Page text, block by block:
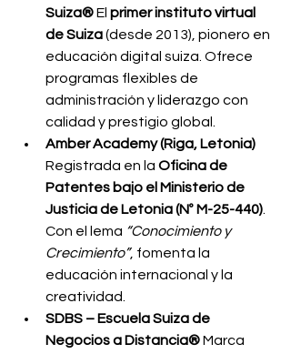
Suiza® El primer instituto virtual
de Suiza (desde 2013), pionero en
educación digital suiza. Ofrece
programas flexibles de
administración y liderazgo con
calidad y prestigio global.
Amber Academy (Riga, Letonia)
Registrada en la Oficina de
Patentes bajo el Ministerio de
Justicia de Letonia (Nº M-25-440)
Con el lema “Conocimiento y
Crecimiento”, fomenta la
educación internacional y la
creatividad.
SDBS – Escuela Suiza de
Negocios a Distancia® Marca